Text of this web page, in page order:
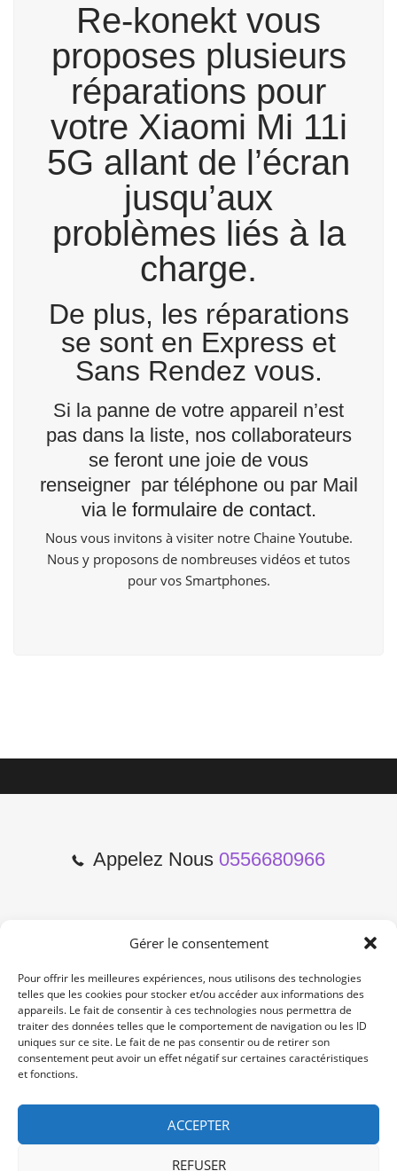
Gérer le consentement
Pour offrir les meilleures expériences, nous utilisons des technologies
telles que les cookies pour stocker et/ou accéder aux informations des
appareils. Le fait de consentir à ces technologies nous permettra de
traiter des données telles que le comportement de navigation ou les ID
uniques sur ce site. Le fait de ne pas consentir ou de retirer son
consentement peut avoir un effet négatif sur certaines caractéristiques
et fonctions.
ACCEPTER
REFUSER
Re-konekt vous
proposes plusieurs
réparations pour
votre Xiaomi Mi 11i
5G allant de l’écran
jusqu’aux
problèmes liés à la
charge.
De plus, les réparations
se sont en Express et
Sans Rendez vous.
Si la panne de votre appareil n’est
pas dans la liste, nos collaborateurs
se feront une joie de vous
renseigner par téléphone ou par Mail
via le formulaire de contact.
Nous vous invitons à visiter notre Chaine Youtube.
Nous y proposons de nombreuses vidéos et tutos
pour vos Smartphones.
Appelez Nous 0556680966
2 Cours de l'Yser 33800
Bordeaux
Lun-Samedi: 10:00 -19:00
Non Stop
/ /